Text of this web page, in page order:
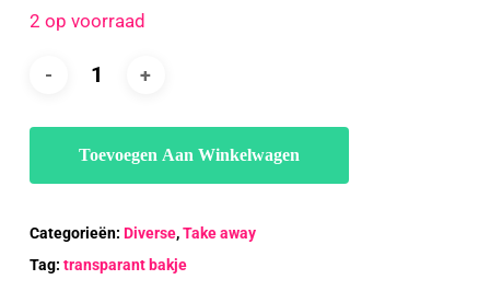
2 op voorraad
Toevoegen Aan Winkelwagen
Categorieën: Diverse,Take away
Tag: transparant bakje